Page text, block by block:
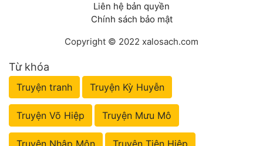
Liên hệ bản quyền
Chính sách bảo mật
Copyright © 2022 xalosach.com
Từ khóa
Truyện tranh Truyện Kỳ Huyễn
Truyện Võ Hiệp Truyện Mưu Mô